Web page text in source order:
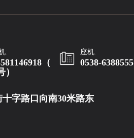
:
（
座机:
0538-6388555
字路口向南30米路东